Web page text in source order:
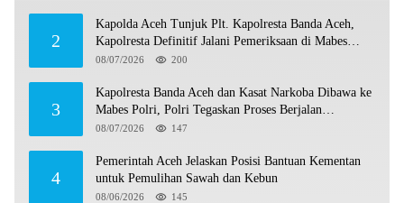
2
Kapolda Aceh Tunjuk Plt. Kapolresta Banda Aceh,
Kapolresta Definitif Jalani Pemeriksaan di Mabes
Polri
08/07/2026 200
3
Kapolresta Banda Aceh dan Kasat Narkoba Dibawa ke
Mabes Polri, Polri Tegaskan Proses Berjalan
Profesional dan Transparan
08/07/2026 147
4
Pemerintah Aceh Jelaskan Posisi Bantuan Kementan
untuk Pemulihan Sawah dan Kebun
08/06/2026 145